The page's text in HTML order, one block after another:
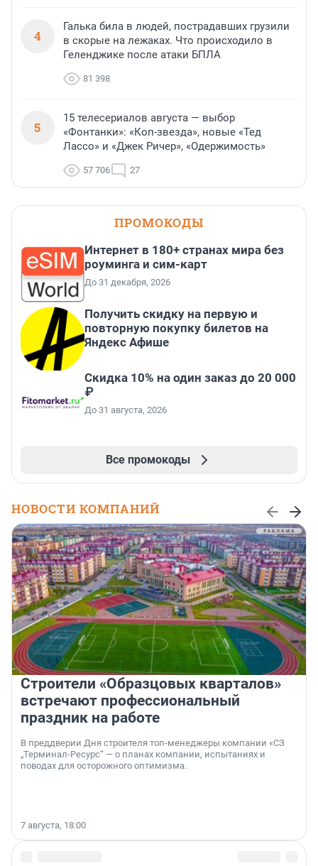
4
Галька била в людей, пострадавших грузили
в скорые на лежаках. Что происходило в
Геленджике после атаки БПЛА
81 398
5
15 телесериалов августа — выбор
«Фонтанки»: «Коп-звезда», новые «Тед
Лассо» и «Джек Ричер», «Одержимость»
57 706 27
ПРОМОКОДЫ
Интернет в 180+ странах мира без
роуминга и сим-карт
До 31 декабря, 2026
Получить скидку на первую и
повторную покупку билетов на
Яндекс Афише
Скидка 10% на один заказ до 20 000
₽
До 31 августа, 2026
Все промокоды
НОВОСТИ КОМПАНИЙ
Строители «Образцовых кварталов»
встречают профессиональный
праздник на работе
В преддверии Дня строителя топ-менеджеры компании «СЗ
„Терминал-Ресурс“ — о планах компании, испытаниях и
поводах для осторожного оптимизма.
7 августа, 18:00